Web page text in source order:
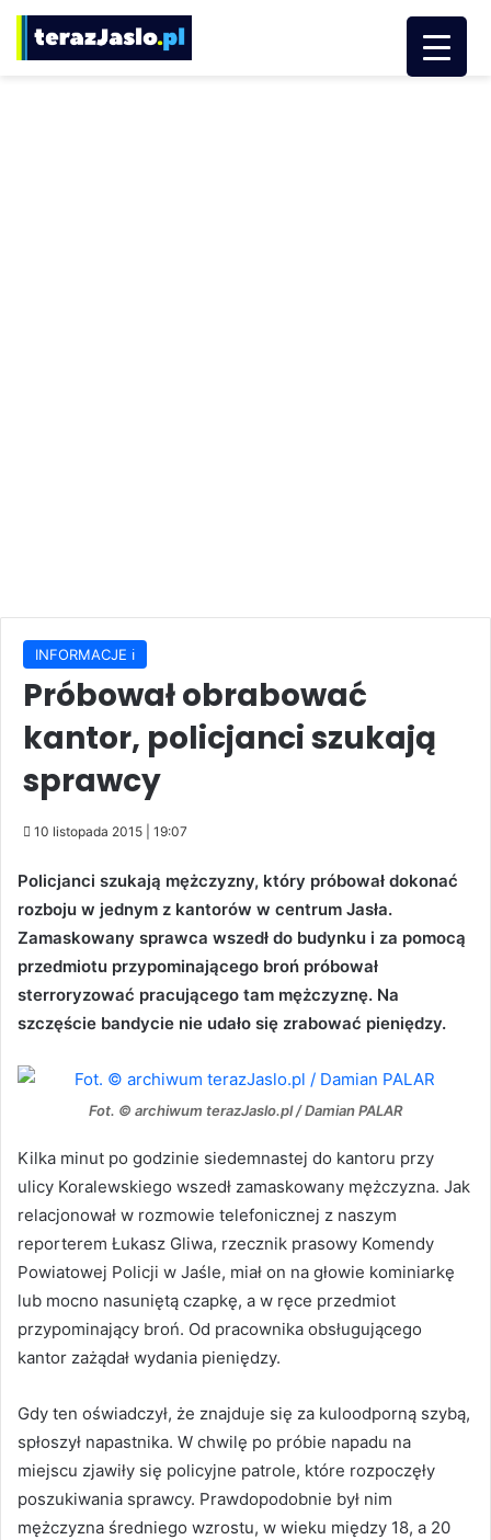
INFORMACJE ℹ️
Próbował obrabować
kantor, policjanci szukają
sprawcy
10 listopada 2015 | 19:07
Policjanci szukają mężczyzny, który próbował dokonać
rozboju w jednym z kantorów w centrum Jasła.
Zamaskowany sprawca wszedł do budynku i za pomocą
przedmiotu przypominającego broń próbował
sterroryzować pracującego tam mężczyznę. Na
szczęście bandycie nie udało się zrabować pieniędzy.
Fot. © archiwum terazJaslo.pl / Damian PALAR
Kilka minut po godzinie siedemnastej do kantoru przy
ulicy Koralewskiego wszedł zamaskowany mężczyzna. Jak
relacjonował w rozmowie telefonicznej z naszym
reporterem Łukasz Gliwa, rzecznik prasowy Komendy
Powiatowej Policji w Jaśle, miał on na głowie kominiarkę
lub mocno nasuniętą czapkę, a w ręce przedmiot
przypominający broń. Od pracownika obsługującego
kantor zażądał wydania pieniędzy.
Gdy ten oświadczył, że znajduje się za kuloodporną szybą,
spłoszył napastnika. W chwilę po próbie napadu na
miejscu zjawiły się policyjne patrole, które rozpoczęły
poszukiwania sprawcy. Prawdopodobnie był nim
mężczyzna średniego wzrostu, w wieku między 18, a 20